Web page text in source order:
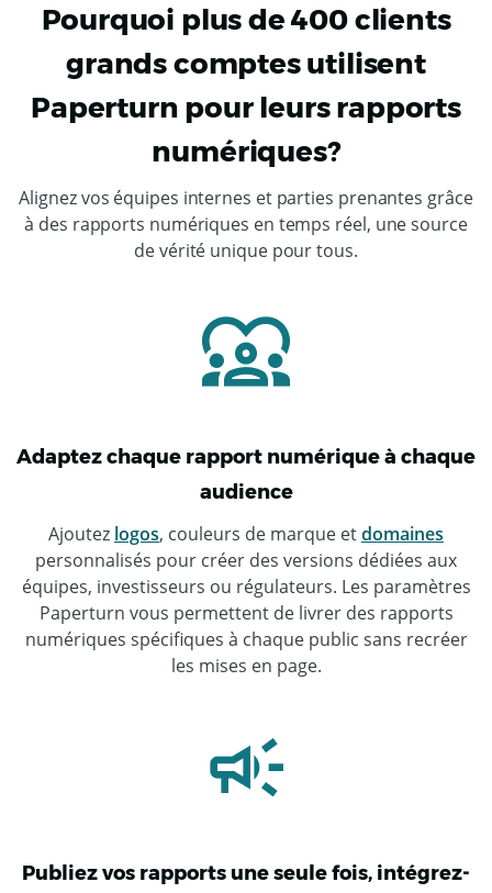
Pourquoi plus de 400 clients
grands comptes utilisent
Paperturn pour leurs rapports
numériques?
Alignez vos équipes internes et parties prenantes grâce
à des rapports numériques en temps réel, une source
de vérité unique pour tous.
Adaptez chaque rapport numérique à chaque
audience
Ajoutez logos, couleurs de marque etdomaines
personnalisés pour créer des versions dédiées aux
équipes, investisseurs ou régulateurs. Les paramètres
Paperturn vous permettent de livrer des rapports
numériques spécifiques à chaque public sans recréer
les mises en page.
Publiez vos rapports une seule fois, intégrez-